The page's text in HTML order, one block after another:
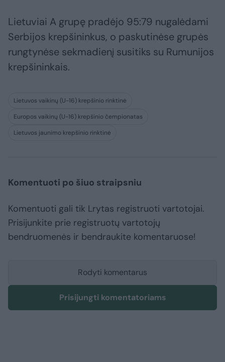
Lietuviai A grupę pradėjo 95:79 nugalėdami
Serbijos krepšininkus, o paskutinėse grupės
rungtynėse sekmadienį susitiks su Rumunijos
krepšininkais.
Lietuvos vaikinų (U-16) krepšinio rinktinė
Europos vaikinų (U-16) krepšinio čempionatas
Lietuvos jaunimo krepšinio rinktinė
Komentuoti po šiuo straipsniu
Komentuoti gali tik Lrytas registruoti vartotojai.
Prisijunkite prie registruotų vartotojų
bendruomenės ir bendraukite komentaruose!
Rodyti komentarus
Prisijungti komentatoriams